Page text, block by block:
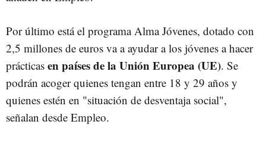
Por último está el programa Alma Jóvenes, dotado con
2,5 millones de euros va a ayudar a los jóvenes a hacer
prácticas en países de la Unión Europea (UE). Se
podrán acoger quienes tengan entre 18 y 29 años y
quienes estén en "situación de desventaja social",
señalan desde Empleo.